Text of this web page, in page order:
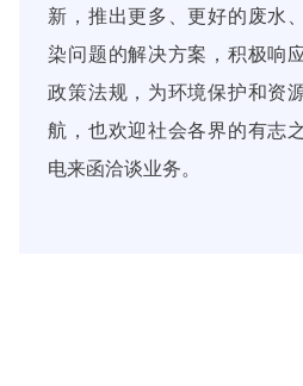
新，推出更多、更好的废水
染问题的解决方案，积极响
政策法规，为环境保护和资
航，也欢迎社会各界的有志
电来函洽谈业务。